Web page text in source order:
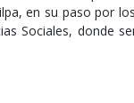
en su paso por
Sociales, donde